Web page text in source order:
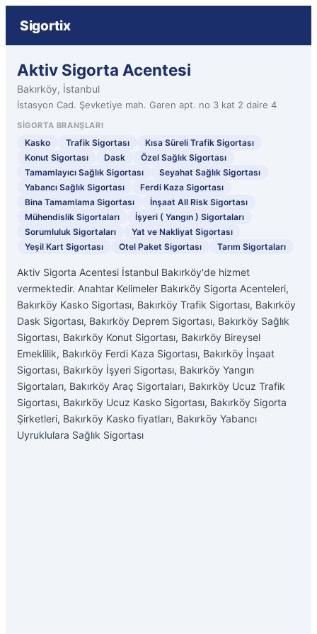
Sigortix
Aktiv Sigorta Acentesi
Bakırköy, İstanbul
İstasyon Cad. Şevketiye mah. Garen apt. no 3 kat 2 daire 4
SIGORTA BRANŞLARI
Kasko Trafik Sigortası
Kısa Süreli Trafik Sigortası
Konut Sigortası
Dask
Özel Sağlık Sigortası
Tamamlayıcı Sağlık Sigortası
Seyahat Sağlık Sigortası
Yabancı Sağlık Sigortası
Ferdi Kaza Sigortası
Bina Tamamlama Sigortası
İnşaat All Risk Sigortası
Mühendislik Sigortaları
İşyeri ( Yangın ) Sigortaları
Sorumluluk Sigortaları
Yat ve Nakliyat Sigortası
Yeşil Kart Sigortası
Otel Paket Sigortası Tarım Sigortaları
Aktiv Sigorta Acentesi İstanbul Bakırköy'de hizmet
vermektedir. Anahtar Kelimeler Bakırköy Sigorta Acenteleri,
Bakırköy Kasko Sigortası, Bakırköy Trafik Sigortası, Bakırköy
Dask Sigortası, Bakırköy Deprem Sigortası, Bakırköy Sağlık
Sigortası, Bakırköy Konut Sigortası, Bakırköy Bireysel
Emeklilik, Bakırköy Ferdi Kaza Sigortası, Bakırköy İnşaat
Sigortası, Bakırköy İşyeri Sigortası, Bakırköy Yangın
Sigortaları, Bakırköy Araç Sigortaları, Bakırköy Ucuz Trafik
Sigortası, Bakırköy Ucuz Kasko Sigortası, Bakırköy Sigorta
Şirketleri, Bakırköy Kasko fiyatları, Bakırköy Yabancı
Uyruklulara Sağlık Sigortası